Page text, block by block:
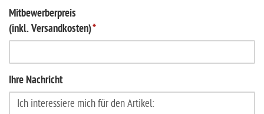
Mitbewerberpreis
(inkl. Versandkosten)*
Ihre Nachricht